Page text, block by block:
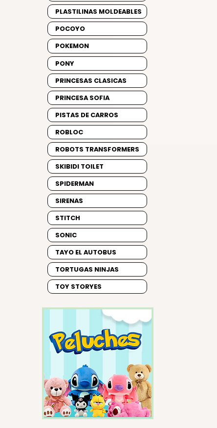
PLASTILINAS MOLDEABLES
POCOYO
POKEMON
PONY
PRINCESAS CLASICAS
PRINCESA SOFIA
PISTAS DE CARROS
ROBLOC
ROBOTS TRANSFORMERS
SKIBIDI TOILET
SPIDERMAN
SIRENAS
STITCH
SONIC
TAYO EL AUTOBUS
TORTUGAS NINJAS
TOY STORYES